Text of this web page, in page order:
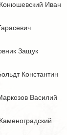
Иван
Защук
Константин
Василий